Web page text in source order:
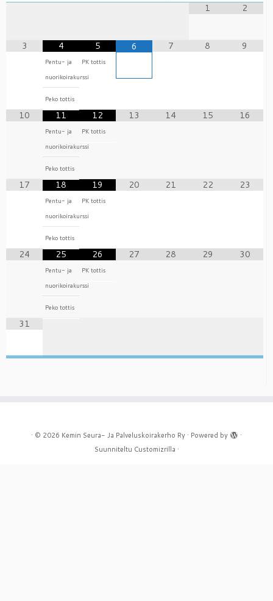
1
2
3 4
Pentu- ja
nuorikoirakurssi
Peko tottis
5
PK tottis
6 7 8 9
10 11
Pentu- ja
nuorikoirakurssi
Peko tottis
12
PK tottis
13 14 15 16
17 18
Pentu- ja
nuorikoirakurssi
Peko tottis
19
PK tottis
20 21 22 23
24 25
Pentu- ja
nuorikoirakurssi
Peko tottis
26
PK tottis
27 28 29 30
31
· © 2026 Kemin Seura- Ja Palveluskoirakerho Ry · Powered by
·
Suunniteltu Customizrilla ·